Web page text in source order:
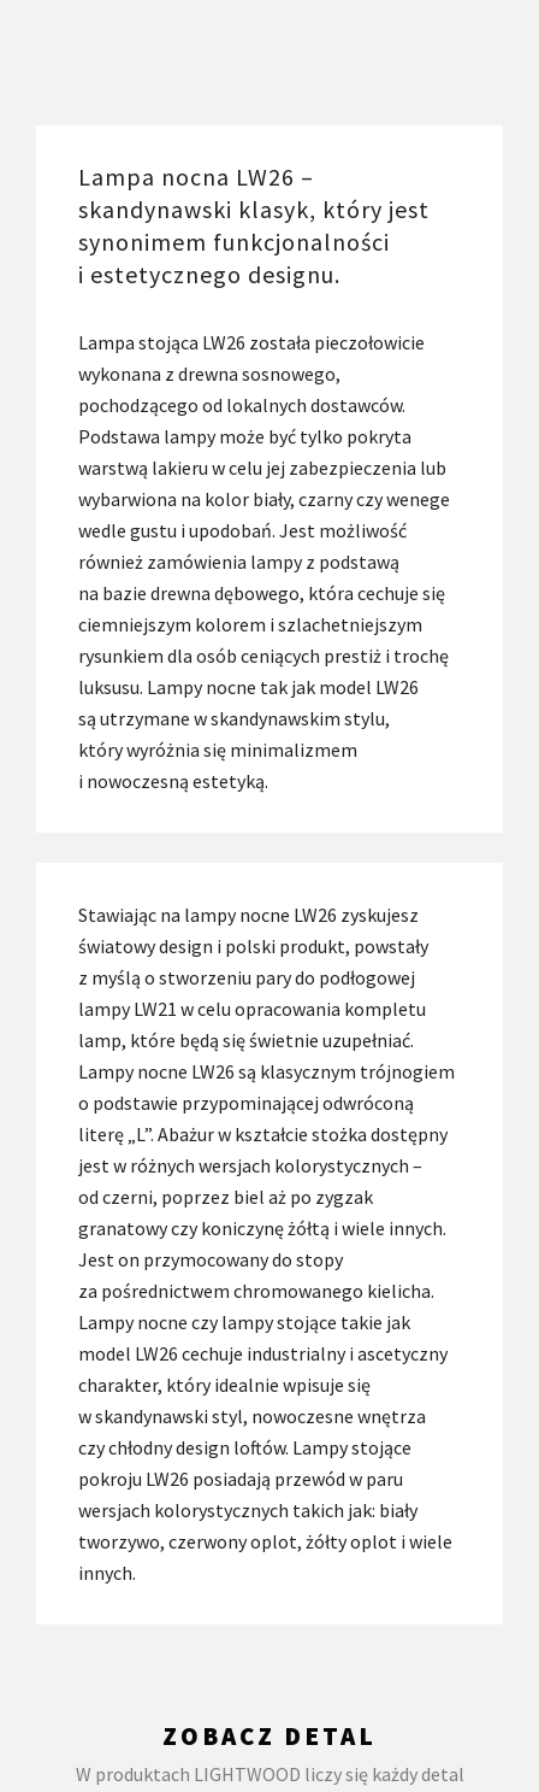
Lampa nocna LW26 –
skandynawski klasyk, który jest
synonimem funkcjonalności
i estetycznego designu.
Lampa stojąca LW26 została pieczołowicie
wykonana z drewna sosnowego,
pochodzącego od lokalnych dostawców.
Podstawa lampy może być tylko pokryta
warstwą lakieru w celu jej zabezpieczenia lub
wybarwiona na kolor biały, czarny czy wenege
wedle gustu i upodobań. Jest możliwość
również zamówienia lampy z podstawą
na bazie drewna dębowego, która cechuje się
ciemniejszym kolorem i szlachetniejszym
rysunkiem dla osób ceniących prestiż i trochę
luksusu. Lampy nocne tak jak model LW26
są utrzymane w skandynawskim stylu,
który wyróżnia się minimalizmem
i nowoczesną estetyką.
Stawiając na lampy nocne LW26 zyskujesz
światowy design i polski produkt, powstały
z myślą o stworzeniu pary do podłogowej
lampy LW21 w celu opracowania kompletu
lamp, które będą się świetnie uzupełniać.
Lampy nocne LW26 są klasycznym trójnogiem
o podstawie przypominającej odwróconą
literę „L”. Abażur w kształcie stożka dostępny
jest w różnych wersjach kolorystycznych –
od czerni, poprzez biel aż po zygzak
granatowy czy koniczynę żółtą i wiele innych.
Jest on przymocowany do stopy
za pośrednictwem chromowanego kielicha.
Lampy nocne czy lampy stojące takie jak
model LW26 cechuje industrialny i ascetyczny
charakter, który idealnie wpisuje się
w skandynawski styl, nowoczesne wnętrza
czy chłodny design loftów. Lampy stojące
pokroju LW26 posiadają przewód w paru
wersjach kolorystycznych takich jak: biały
tworzywo, czerwony oplot, żółty oplot i wiele
innych.
ZOBACZ DETAL
W produktach LIGHTWOOD liczy się każdy detal